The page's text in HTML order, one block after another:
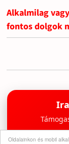
Oldalainkon és mobil
Alkalmilag
fontos dolgok